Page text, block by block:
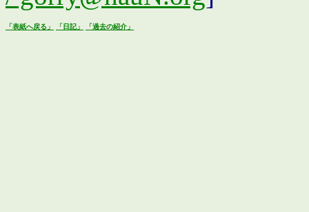
「表紙へ戻る」 「日記」 「過去の紹介」